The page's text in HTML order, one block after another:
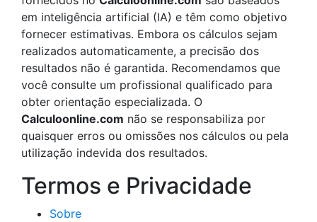
em inteligência artificial (IA) e têm como objetivo
fornecer estimativas. Embora os cálculos sejam
realizados automaticamente, a precisão dos
resultados não é garantida. Recomendamos que
você consulte um profissional qualificado para
obter orientação especializada. O
Calculoonline.com não se responsabiliza por
quaisquer erros ou omissões nos cálculos ou pela
utilização indevida dos resultados.
Termos e Privacidade
Sobre